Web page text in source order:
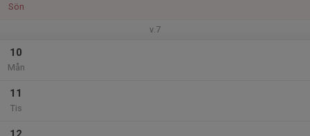
Sön
v.7
10
Mån
11
Tis